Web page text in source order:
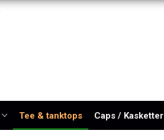
Tee & tanktops Caps / Kasketter